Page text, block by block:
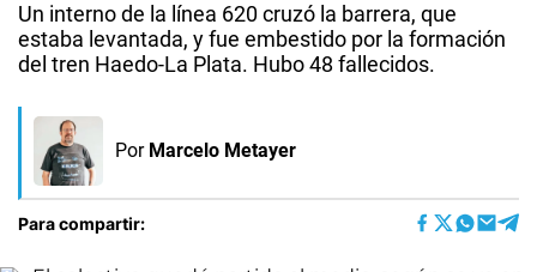
Un interno de la línea 620 cruzó la barrera, que
estaba levantada, y fue embestido por la formación
del tren Haedo-La Plata. Hubo 48 fallecidos.
Por Marcelo Metayer
Para compartir: